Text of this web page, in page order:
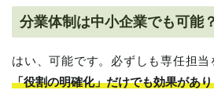
分業体制は中小企業でも可能？
はい、可能です。必ずしも専任担当
「役割の明確化」だけでも効果があ